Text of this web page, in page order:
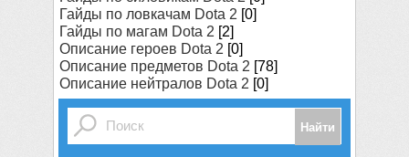
Гайды по ловкачам Dota 2 [0]
Гайды по магам Dota 2 [2]
Описание героев Dota 2 [0]
Описание предметов Dota 2 [78]
Описание нейтралов Dota 2 [0]